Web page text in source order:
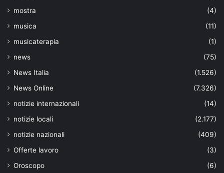
mostra
(4)
musica
(11)
musicaterapia
(1)
news
(75)
News Italia
(1.526)
News Online
(7.326)
notizie internazionali
(14)
notizie locali
(2.177)
notizie nazionali
(409)
Offerte lavoro
(3)
Oroscopo
(6)